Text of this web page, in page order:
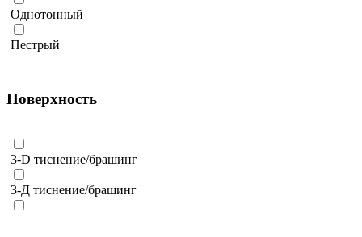
HOLZHOF
LEGRO NATURAL
NAUTIC PRIME
NEW DECK
NEXTWOOD
Зеленый
Коричневый
Оранжевый
Розовый
Серый
Однотонный
Пестрый
Поверхность
3-D тиснение/брашинг
3-Д тиснение/брашинг